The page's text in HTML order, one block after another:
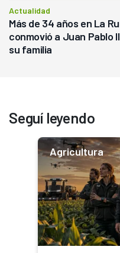
Actualidad
Más de 34 años en La
conmovió a Juan Pablo
su familia
Seguí leyendo
Agricultura